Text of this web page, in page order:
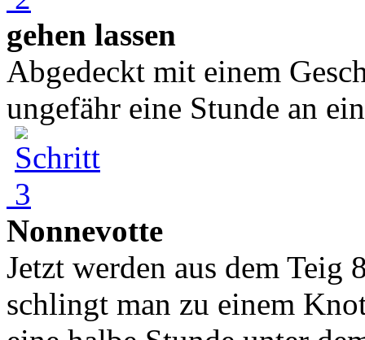
gehen lassen
Abgedeckt mit einem
ungefähr eine Stunde an
Nonnevotte
Jetzt werden aus dem
schlingt man zu einem